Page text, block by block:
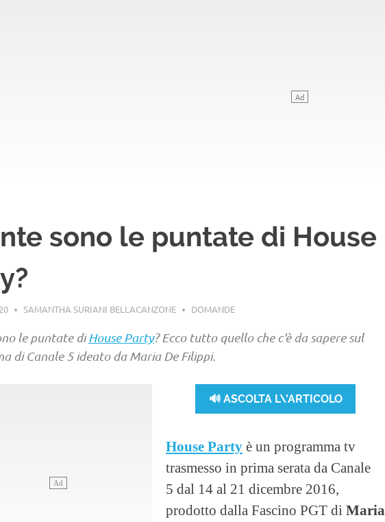
sono le puntate di House
SAMANTHA SURIANI BELLACANZONE DOMANDE
le puntate diHouse Party? Ecco tutto quello che c'è da sapere sul
di Canale 5 ideato da Maria De Filippi.
🔊 ASCOLTA L\'ARTICOLO
House Party è un programma tv
trasmesso in prima serata da Canale
5 dal 14 al 21 dicembre 2016,
prodotto dalla Fascino PGT di Maria